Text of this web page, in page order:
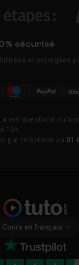
sécurisé
et protégées
à vos questions du
16h.
par téléphone au 01
Cours en français